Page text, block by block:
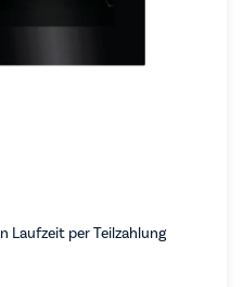
Laufzeit per Teilzahlung